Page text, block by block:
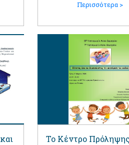
Περισσότερα >
Το Κέντρο Πρόληψης